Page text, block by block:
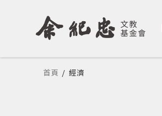
您在這裡
首頁 / 經濟